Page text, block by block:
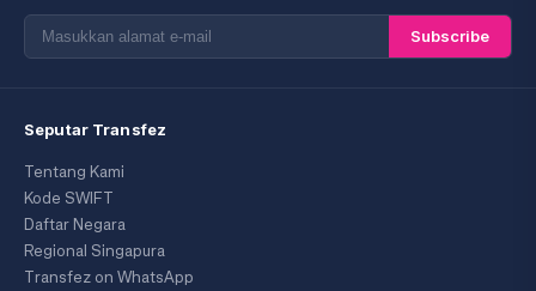
Subscribe
Seputar Transfez
Tentang Kami
Kode SWIFT
Daftar Negara
Regional Singapura
Transfez on WhatsApp